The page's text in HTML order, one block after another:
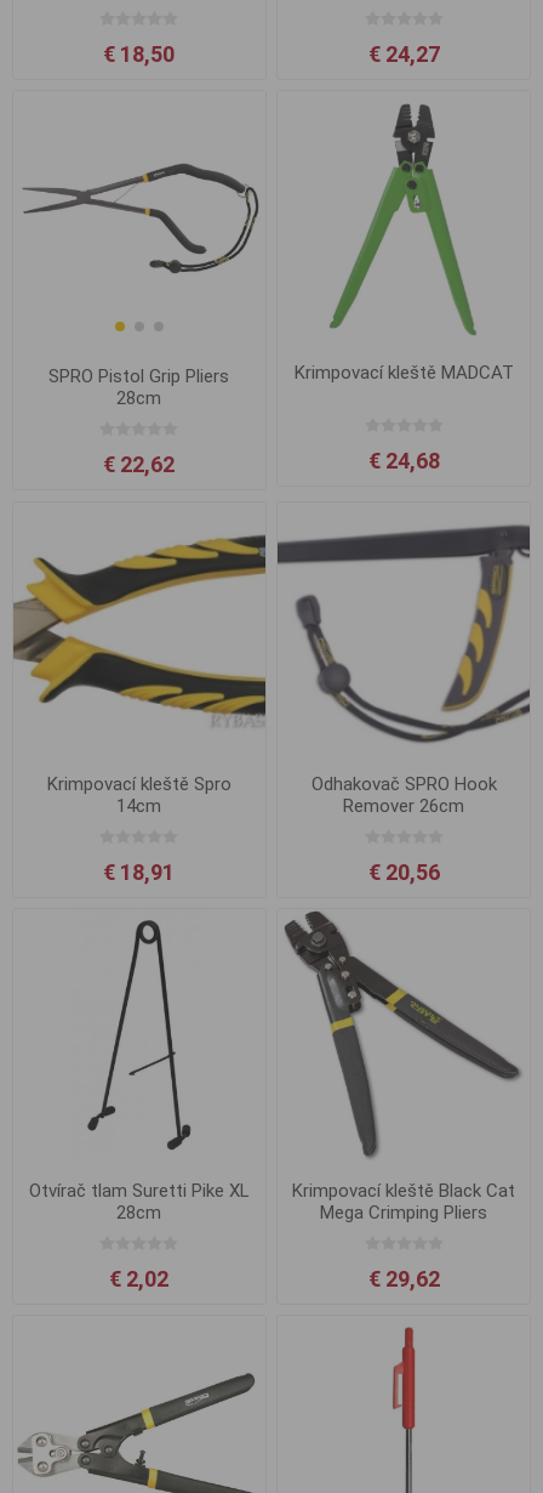
€ 18,50 € 24,27
SPRO Pistol Grip Pliers
28cm
€ 22,62
Krimpovací kleště MADCAT
€ 24,68
Krimpovací kleště Spro
14cm
€ 18,91
Odhakovač SPRO Hook
Remover 26cm
€ 20,56
Otvírač tlam Suretti Pike XL
28cm
€ 2,02
Krimpovací kleště Black Cat
Mega Crimping Pliers
€ 29,62